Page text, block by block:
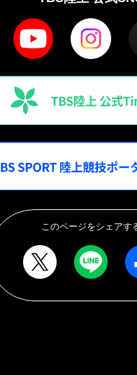
このページをシェアす